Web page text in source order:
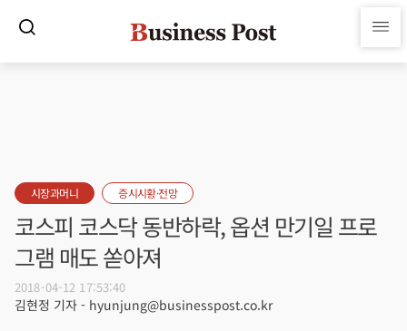
시장과머니 증시시황·전망
코스피 코스닥 동반하락, 옵션 만기일 프로
그램 매도 쏟아져
2018-04-12 17:53:40
김현정 기자 - hyunjung@businesspost.co.kr